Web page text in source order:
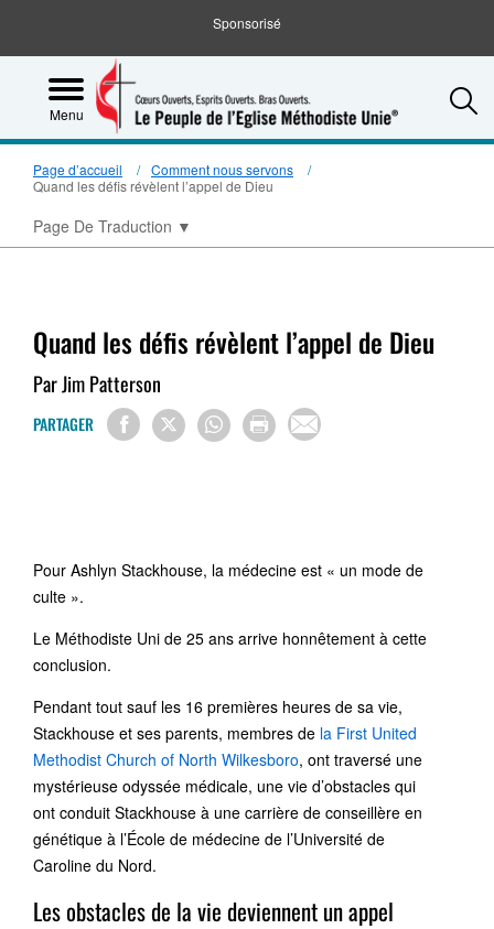
Sponsorisé
Menu
Page d’accueil
Comment nous servons
Quand les défis révèlent l’appel de Dieu
Page De Traduction ▼
Quand les défis révèlent l’appel de Dieu
Par Jim Patterson
PARTAGER
Pour Ashlyn Stackhouse, la médecine est « un mode de
culte ».
Le Méthodiste Uni de 25 ans arrive honnêtement à cette
conclusion.
Pendant tout sauf les 16 premières heures de sa vie,
Stackhouse et ses parents, membres de la First United
Methodist Church of North Wilkesboro, ont traversé une
mystérieuse odyssée médicale, une vie d’obstacles qui
ont conduit Stackhouse à une carrière de conseillère en
génétique à l’École de médecine de l’Université de
Caroline du Nord.
Les obstacles de la vie deviennent un appel